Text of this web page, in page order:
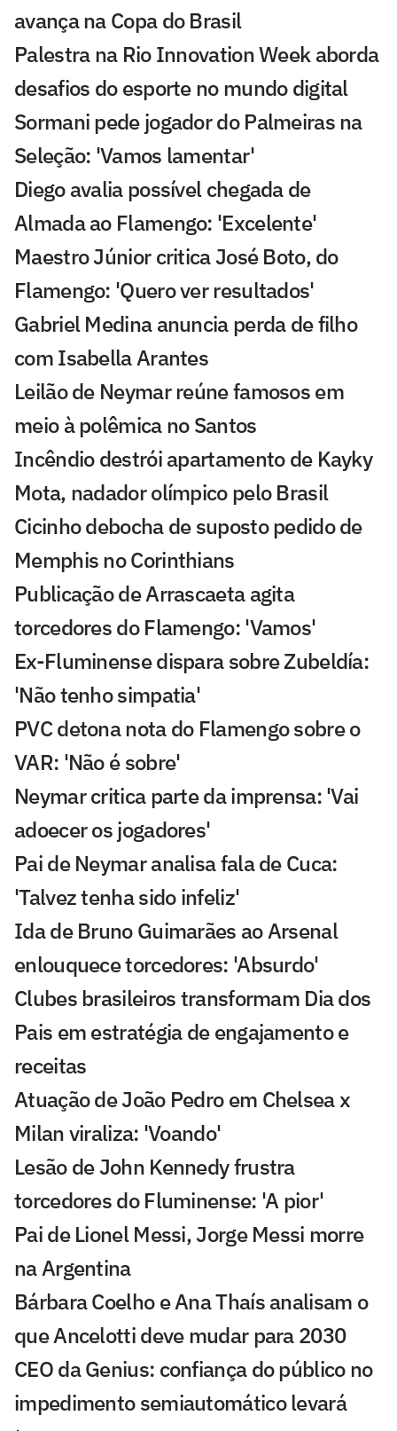
avança na Copa do Brasil
Palestra na Rio Innovation Week aborda
desafios do esporte no mundo digital
Sormani pede jogador do Palmeiras na
Seleção: 'Vamos lamentar'
Diego avalia possível chegada de
Almada ao Flamengo: 'Excelente'
Maestro Júnior critica José Boto, do
Flamengo: 'Quero ver resultados'
Gabriel Medina anuncia perda de filho
com Isabella Arantes
Leilão de Neymar reúne famosos em
meio à polêmica no Santos
Incêndio destrói apartamento de Kayky
Mota, nadador olímpico pelo Brasil
Cicinho debocha de suposto pedido de
Memphis no Corinthians
Publicação de Arrascaeta agita
torcedores do Flamengo: 'Vamos'
Ex-Fluminense dispara sobre Zubeldía:
'Não tenho simpatia'
PVC detona nota do Flamengo sobre o
VAR: 'Não é sobre'
Neymar critica parte da imprensa: 'Vai
adoecer os jogadores'
Pai de Neymar analisa fala de Cuca:
'Talvez tenha sido infeliz'
Ida de Bruno Guimarães ao Arsenal
enlouquece torcedores: 'Absurdo'
Clubes brasileiros transformam Dia dos
Pais em estratégia de engajamento e
receitas
Atuação de João Pedro em Chelsea x
Milan viraliza: 'Voando'
Lesão de John Kennedy frustra
torcedores do Fluminense: 'A pior'
Pai de Lionel Messi, Jorge Messi morre
na Argentina
Bárbara Coelho e Ana Thaís analisam o
que Ancelotti deve mudar para 2030
CEO da Genius: confiança do público no
impedimento semiautomático levará